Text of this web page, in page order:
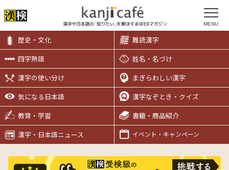
MENU
歴史・文化 難読漢字
四字熟語 姓名・名づけ
漢字の使い分け まぎらわしい漢字
気になる日本語 漢字なぞとき・クイズ
教育・学習 書籍・商品紹介
漢字・日本語ニュース イベント・キャンペーン